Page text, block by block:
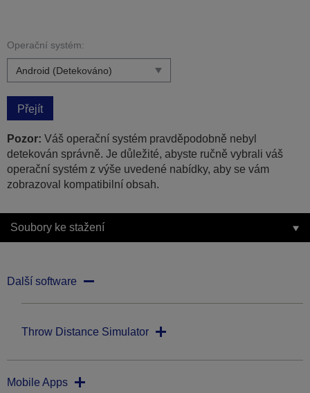
Operační systém:
Přejít
Pozor: Váš operační systém pravděpodobně nebyl
detekován správně. Je důležité, abyste ručně vybrali váš
operační systém z výše uvedené nabídky, aby se vám
zobrazoval kompatibilní obsah.
Soubory ke stažení
Další software
Throw Distance Simulator
Mobile Apps